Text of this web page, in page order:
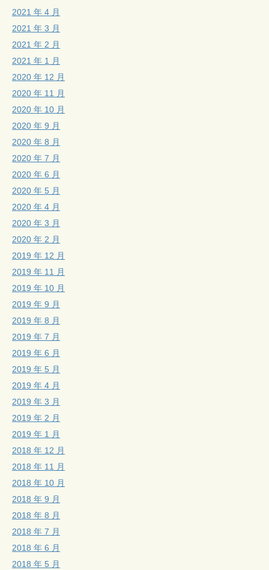
2021 年 4 月
2021 年 3 月
2021 年 2 月
2021 年 1 月
2020 年 12 月
2020 年 11 月
2020 年 10 月
2020 年 9 月
2020 年 8 月
2020 年 7 月
2020 年 6 月
2020 年 5 月
2020 年 4 月
2020 年 3 月
2020 年 2 月
2019 年 12 月
2019 年 11 月
2019 年 10 月
2019 年 9 月
2019 年 8 月
2019 年 7 月
2019 年 6 月
2019 年 5 月
2019 年 4 月
2019 年 3 月
2019 年 2 月
2019 年 1 月
2018 年 12 月
2018 年 11 月
2018 年 10 月
2018 年 9 月
2018 年 8 月
2018 年 7 月
2018 年 6 月
2018 年 5 月